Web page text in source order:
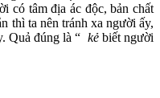
có tâm địa ác độc, bản chất
thì ta nên tránh xa người ấy,
Quả đúng là “ kẻ biết người